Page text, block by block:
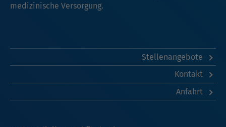
medizinische Versorgung.
Stellenangebote
Kontakt
Anfahrt